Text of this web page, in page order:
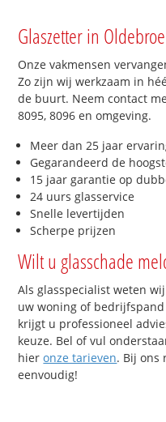
Glaszetter in
Onze vakmensen
Zo zijn wij werkzaam in
de buurt. Neem contact
8095, 8096 en omgeving.
Meer dan 25 jaar
Gegarandeerd de
15 jaar garantie op
24 uurs glasservice
Snelle levertijden
Scherpe prijzen
Wilt u glasschade
Als glasspecialist weten
uw woning of
krijgt u professioneel
keuze. Bel of vul
hieronze tarieven. Bij ons
eenvoudig!